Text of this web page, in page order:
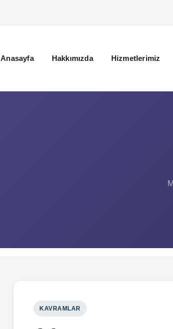
Anasayfa Hakkımızda Hizmetlerimiz
KAVRAMLAR